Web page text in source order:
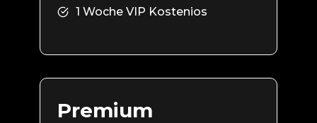
1 Woche VIP Kostenios
Premium